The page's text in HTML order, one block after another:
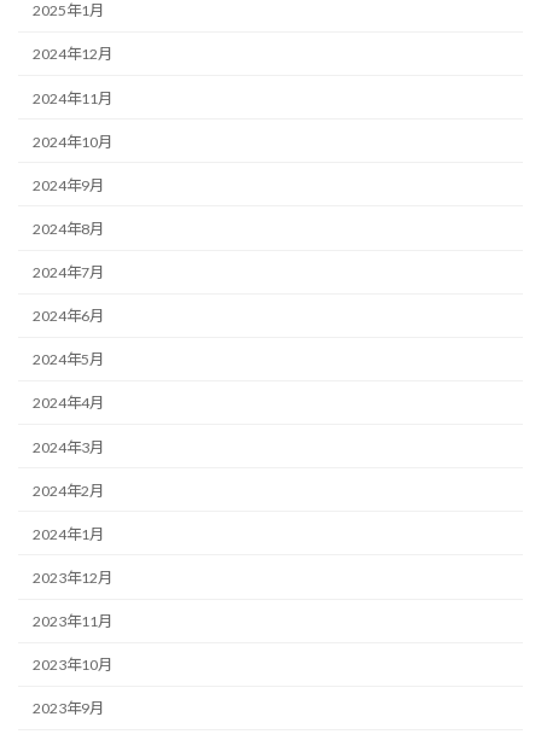
2025年1月
2024年12月
2024年11月
2024年10月
2024年9月
2024年8月
2024年7月
2024年6月
2024年5月
2024年4月
2024年3月
2024年2月
2024年1月
2023年12月
2023年11月
2023年10月
2023年9月